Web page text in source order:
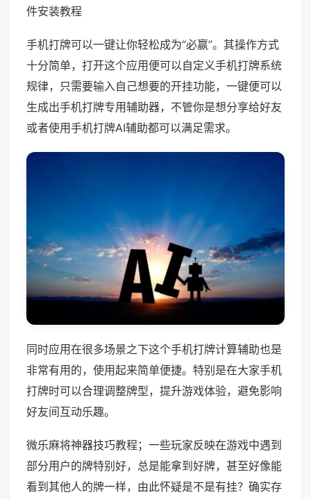
件安装教程
手机打牌可以一键让你轻松成为“必赢”。其操作方式
十分简单，打开这个应用便可以自定义手机打牌系统
规律，只需要输入自己想要的开挂功能，一键便可以
生成出手机打牌专用辅助器，不管你是想分享给好友
或者使用手机打牌AI辅助都可以满足需求。
同时应用在很多场景之下这个手机打牌计算辅助也是
非常有用的，使用起来简单便捷。特别是在大家手机
打牌时可以合理调整牌型，提升游戏体验，避免影响
好友间互动乐趣。
微乐麻将神器技巧教程；一些玩家反映在游戏中遇到
部分用户的牌特别好，总是能拿到好牌，甚至好像能
看到其他人的牌一样，由此怀疑是不是有挂？确实存